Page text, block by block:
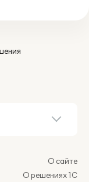
О сайте
О решениях 1С